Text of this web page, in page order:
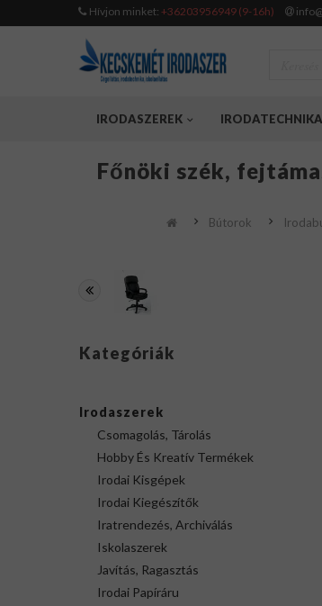
Hívjon minket: +36203956949 (9-16h)
IRODASZEREK IRODATECHNIKA
Főnöki szék,
Bútorok
Kategóriák
Irodaszerek
Csomagolás, Tárolás
Hobby És Kreatív Termékek
Irodai Kisgépek
Irodai Kiegészítők
Iratrendezés, Archiválás
Iskolaszerek
Javítás, Ragasztás
Irodai Papíráru